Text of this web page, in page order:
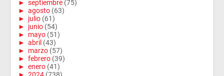
► septiembre (75)
► agosto (63)
► julio (61)
► junio (54)
► mayo (51)
► abril (43)
► marzo (57)
► febrero (39)
► enero (41)
► 2024 (738)